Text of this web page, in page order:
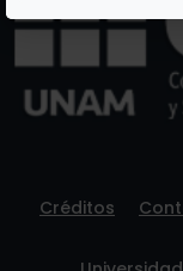
Créditos